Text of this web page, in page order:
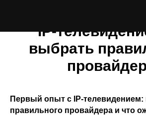
IP-
выбрать
Первый опыт с IP-телевидением:
правильного провайдера и что